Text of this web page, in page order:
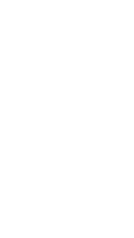
stof die
Air Sprung
lichaam aan
snel
fijnafstelling
Thermolite®